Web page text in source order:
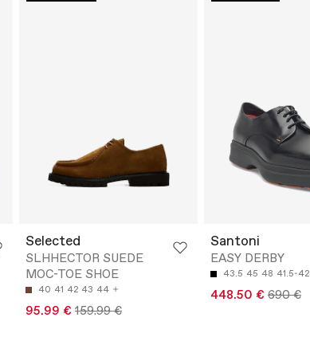
Selected
SLHHECTOR SUEDE
MOC-TOE SHOE
40 41 42 43 44
95.99 € 159.99 €
Santoni
EASY DERBY
43.5 45 48 41.5-42
448.50 € 690 €